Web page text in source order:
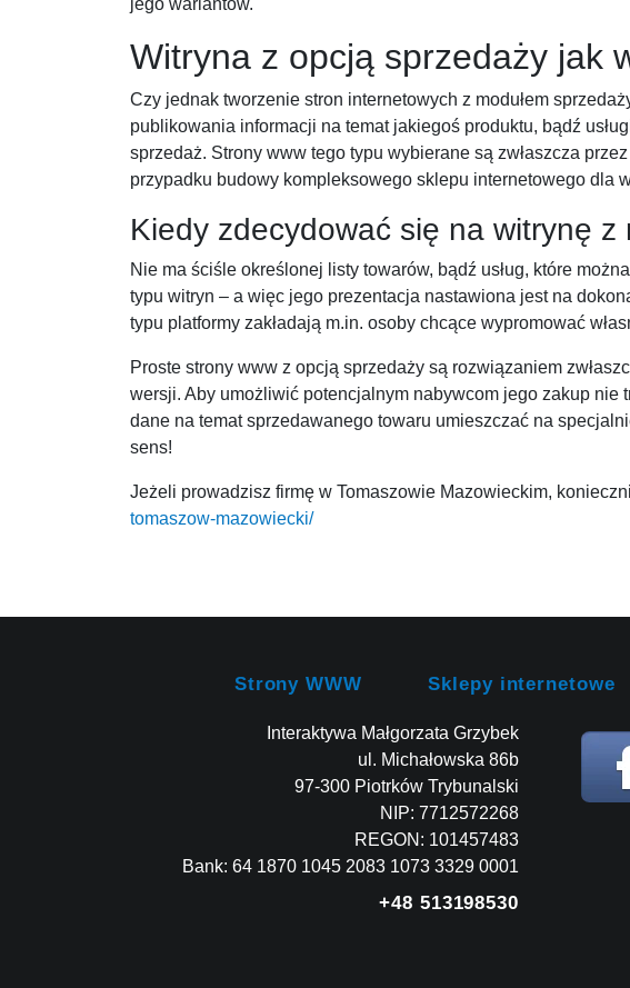
jego wariantów.
Witryna z opcją sprzedaży jak
Czy jednak tworzenie stron internetowych z modułem
publikowania informacji na temat jakiegoś produktu, bądź
sprzedaż. Strony www tego typu wybierane są zwłaszcza
przypadku budowy kompleksowego sklepu internetowego dla
Kiedy zdecydować się na witrynę z
Nie ma ściśle określonej listy towarów, bądź usług, które
typu witryn – a więc jego prezentacja nastawiona jest na
typu platformy zakładają m.in. osoby chcące wypromować
Proste strony www z opcją sprzedaży są rozwiązaniem
wersji. Aby umożliwić potencjalnym nabywcom jego zakup
dane na temat sprzedawanego towaru umieszczać na
sens!
Jeżeli prowadzisz firmę w Tomaszowie Mazowieckim,
tomaszow-mazowiecki/
Strony WWW Sklepy internetowe
Interaktywa Małgorzata Grzybek
ul. Michałowska 86b
97-300 Piotrków Trybunalski
NIP: 7712572268
REGON: 101457483
Bank: 64 1870 1045 2083 1073 3329 0001
+48 513198530